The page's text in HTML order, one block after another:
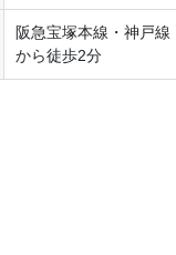
阪急宝塚本線・神戸線
から徒歩2分